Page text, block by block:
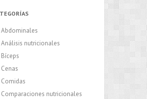
Abdominales
Análisis nutricionales
Bíceps
Cenas
Comidas
Comparaciones nutricionales